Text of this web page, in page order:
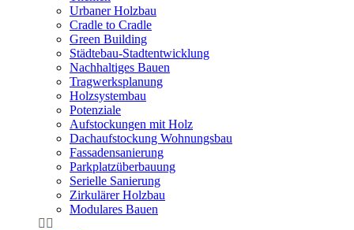
Urbaner Holzbau
Cradle to Cradle
Green Building
Städtebau-Stadtentwicklung
Nachhaltiges Bauen
Tragwerksplanung
Holzsystembau
Potenziale
Aufstockungen mit Holz
Dachaufstockung Wohnungsbau
Fassadensanierung
Parkplatzüberbauung
Serielle Sanierung
Zirkulärer Holzbau
Modulares Bauen